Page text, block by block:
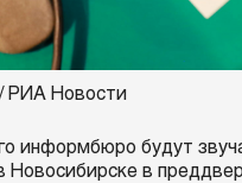
РИА Новости
информбюро будут
Новосибирске в